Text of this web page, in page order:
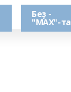
Беҙ -
"МАХ"-та